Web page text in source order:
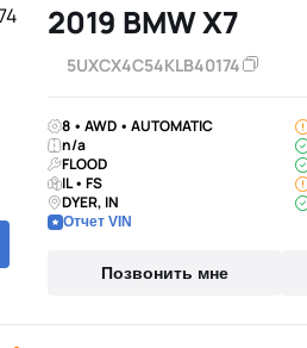
2019 BMW X7
5UXCX4C54KLB40174
8 • AWD • AUTOMATIC
n/a
FLOOD
IL • FS
DYER, IN
Отчет VIN
Позвонить мне